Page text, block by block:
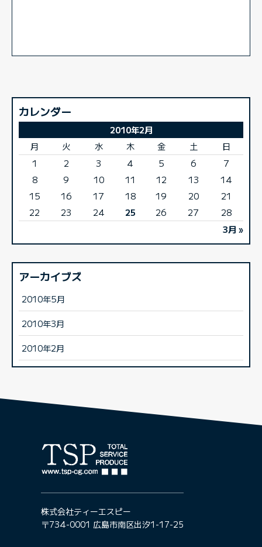
カレンダー
2010年2月
月
火 水 木 金 土 日
3月 »
1 2 3 4 5 6
7
8
9 10 11 12 13
14
15
16 17 18 19 20
21
22
23 24 25 26 27 28
アーカイブズ
2010年5月
2010年3月
2010年2月
株式会社ティーエスピー
〒734-0001 広島市南区出汐1-17-25